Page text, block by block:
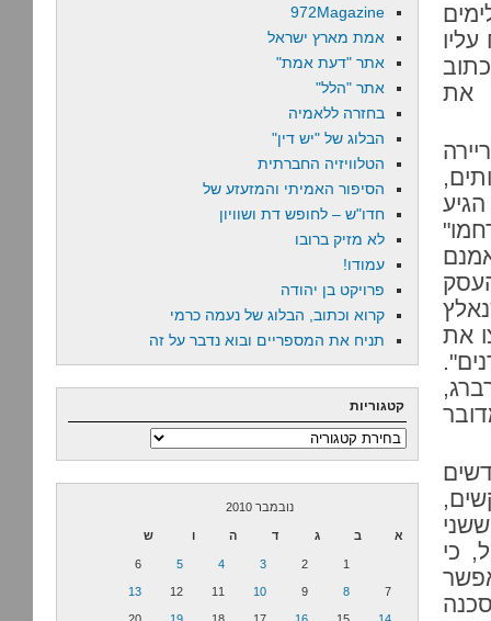
את
את
כי
972Magazine
אמת מארץ ישראל
אתר "דעת אמת"
אתר "הלל"
בחזרה ללאמיה
הבלוג של "יש דין"
הטלוויזיה החברתית
הסיפור האמיתי והמזעזע של
חדו"ש – לחופש דת ושוויון
לא מזיק ברובו
עמודו!
פרויקט בן יהודה
קרוא וכתוב, הבלוג של נעמה כרמי
תניח את המספריים ובוא נדבר על זה
קטגוריות
קטגוריות
נובמבר 2010
א ב ג ד ה ו ש
1
2
3
4
5
6
7
8
9
10
11
12
13